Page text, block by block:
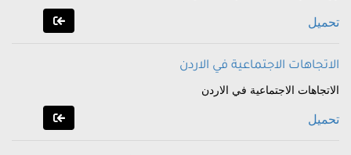
تحميل
الاتجاهات الاجتماعية في الاردن
الاتجاهات الاجتماعية في الاردن
تحميل